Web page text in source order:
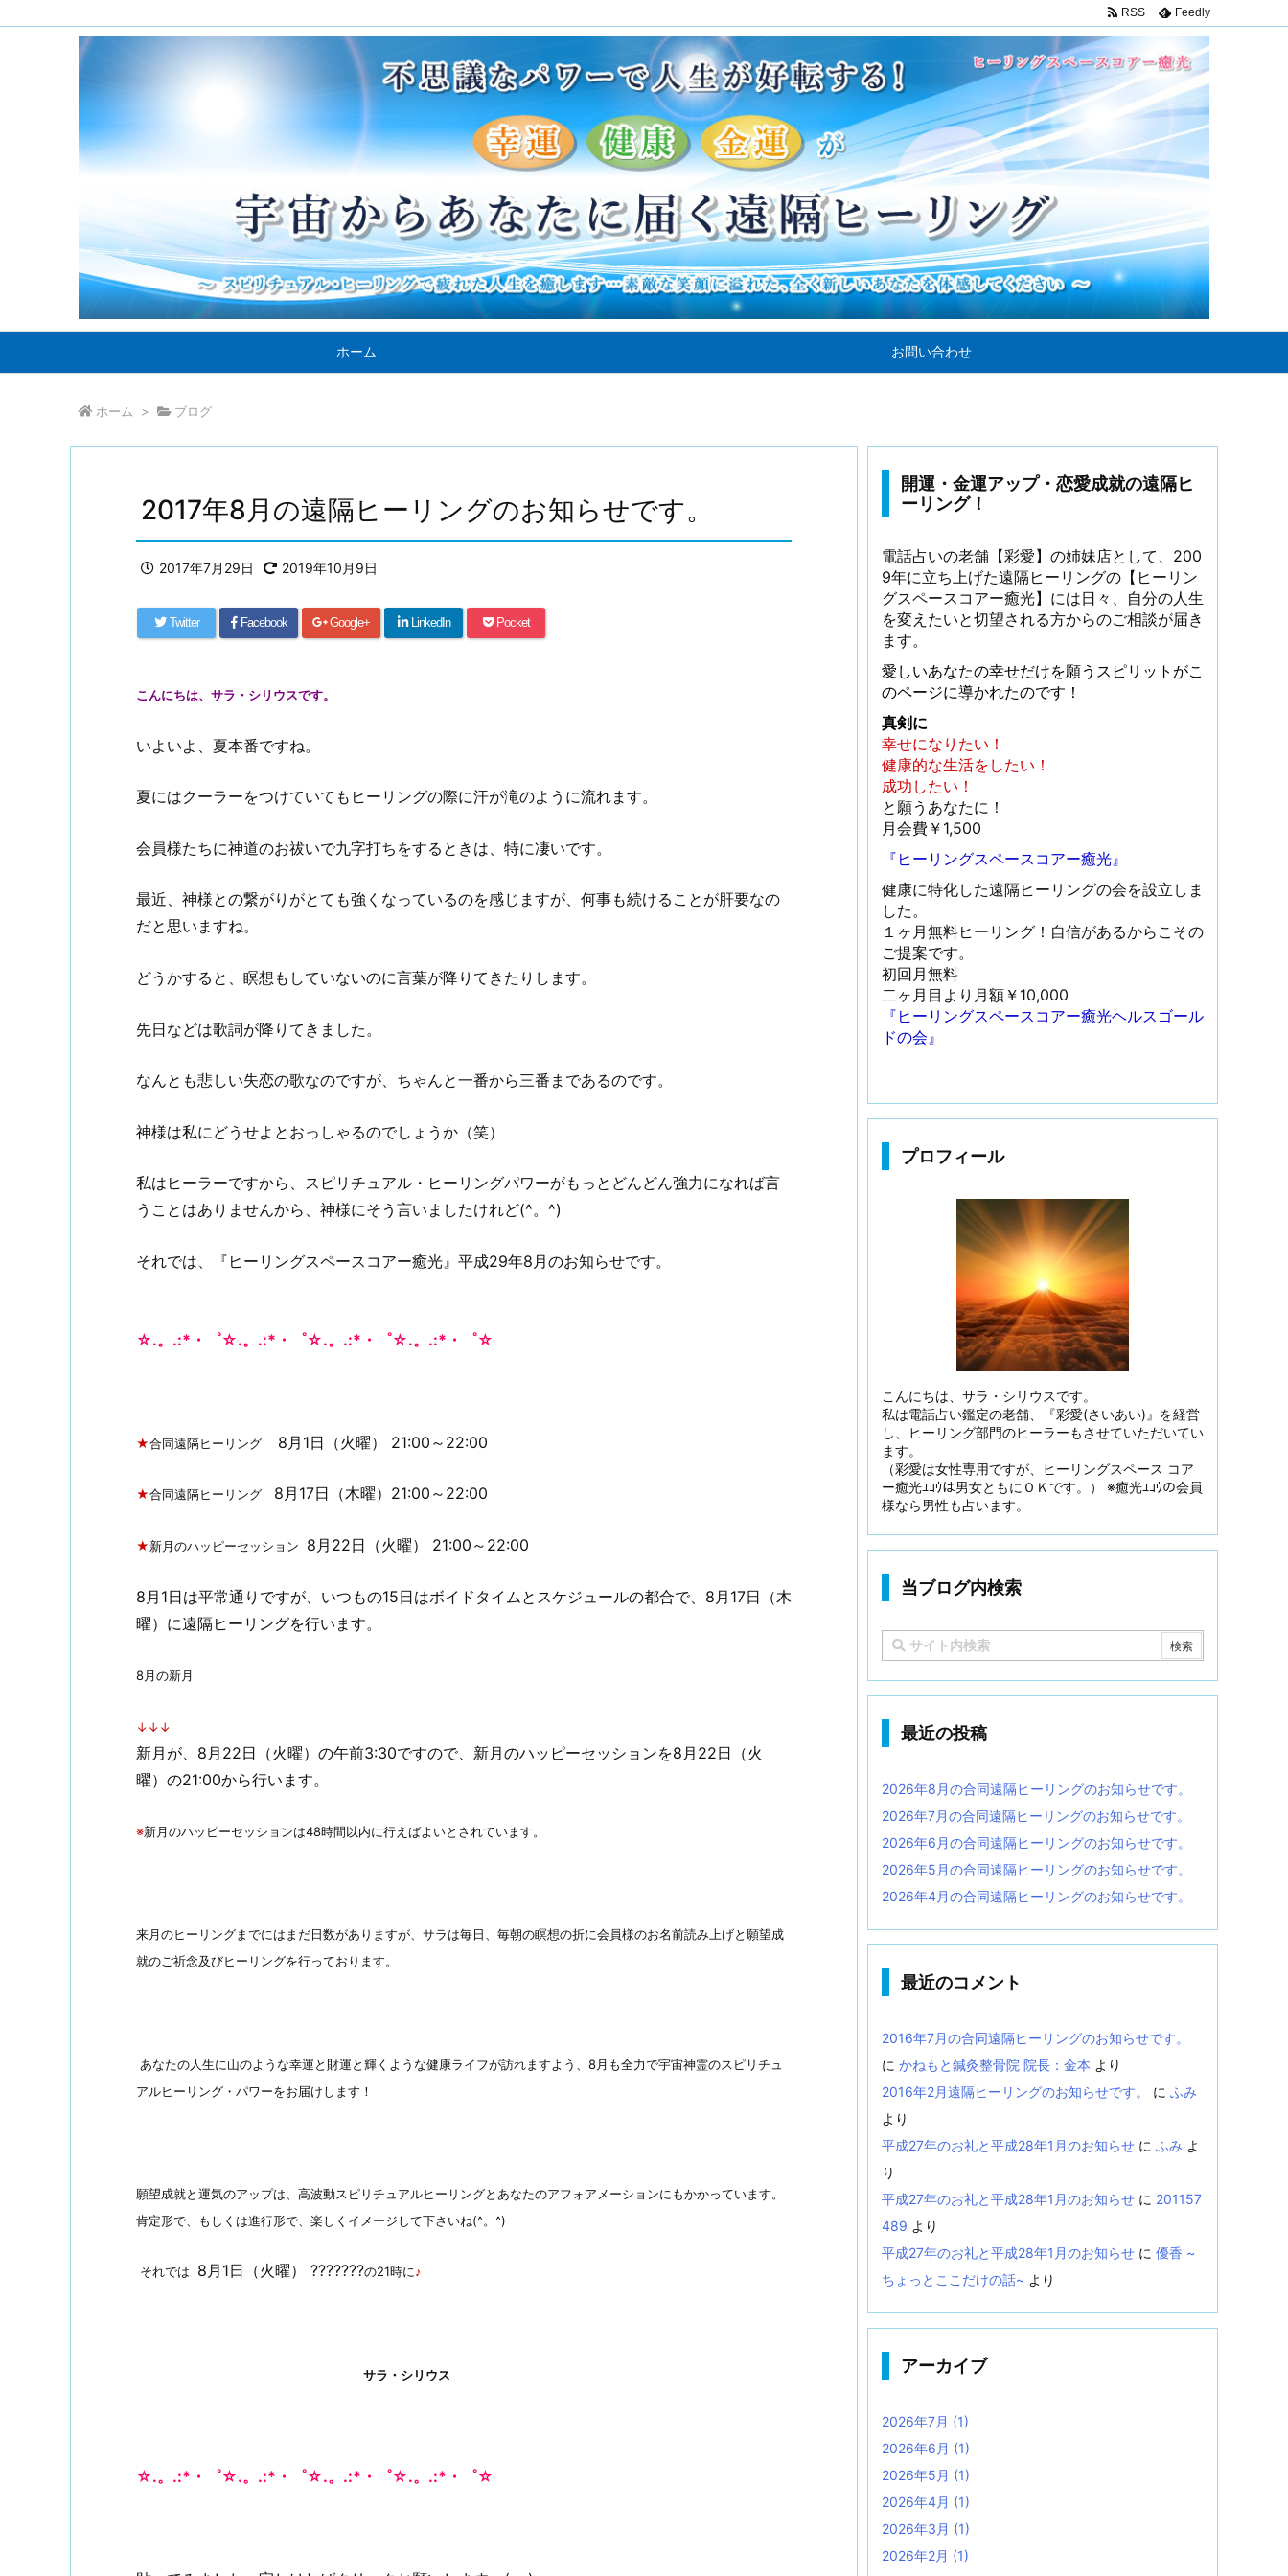
ホーム お問い合わせ
RSS Feedly
ホーム > ブログ
2017年8月の遠隔ヒーリングのお知らせです。
2017年7月29日 2019年10月9日
Twitter Facebook Google+ LinkedIn Pocket
こんにちは、サラ・シリウスです。
いよいよ、夏本番ですね。
夏にはクーラーをつけていてもヒーリングの際に汗が滝のように流れます。
会員様たちに神道のお祓いで九字打ちをするときは、特に凄いです。
最近、神様との繋がりがとても強くなっているのを感じますが、何事も続けることが肝要なの
だと思いますね。
どうかすると、瞑想もしていないのに言葉が降りてきたりします。
先日などは歌詞が降りてきました。
なんとも悲しい失恋の歌なのですが、ちゃんと一番から三番まであるのです。
神様は私にどうせよとおっしゃるのでしょうか（笑）
私はヒーラーですから、スピリチュアル・ヒーリングパワーがもっとどんどん強力になれば言
うことはありませんから、神様にそう言いましたけれど(^。^)
それでは、『ヒーリングスペースコアー癒光』平成29年8月のお知らせです。
☆.。.:*・゜☆.。.:*・゜☆.。.:*・゜☆.。.:*・゜☆
★合同遠隔ヒーリング 8月1日（火曜） 21:00～22:00
★合同遠隔ヒーリング 8月17日（木曜）21:00～22:00
★新月のハッピーセッション 8月22日（火曜） 21:00～22:00
8月1日は平常通りですが、いつもの15日はボイドタイムとスケジュールの都合で、8月17日（木
曜）に遠隔ヒーリングを行います。
8月の新月
↓↓↓
新月が、8月22日（火曜）の午前3:30ですので、新月のハッピーセッションを8月22日（火
曜）の21:00から行います。
※新月のハッピーセッションは48時間以内に行えばよいとされています。
来月のヒーリングまでにはまだ日数がありますが、サラは毎日、毎朝の瞑想の折に会員様のお名前読み上げと願望成
就のご祈念及びヒーリングを行っております。
あなたの人生に山のような幸運と財運と輝くような健康ライフが訪れますよう、8月も全力で宇宙神霊のスピリチュ
アルヒーリング・パワーをお届けします！
願望成就と運気のアップは、高波動スピリチュアルヒーリングとあなたのアフォアメーションにもかかっています。
肯定形で、もしくは進行形で、楽しくイメージして下さいね(^。^)
それでは 8月1日（火曜） ???????の21時に♪
サラ・シリウス
☆.。.:*・゜☆.。.:*・゜☆.。.:*・゜☆.。.:*・゜☆
開運・金運アップ・恋愛成就の遠隔ヒ
ーリング！
電話占いの老舗【彩愛】の姉妹店として、200
9年に立ち上げた遠隔ヒーリングの【ヒーリン
グスペースコアー癒光】には日々、自分の人生
を変えたいと切望される方からのご相談が届き
ます。
愛しいあなたの幸せだけを願うスピリットがこ
のページに導かれたのです！
真剣に
幸せになりたい！
健康的な生活をしたい！
成功したい！
と願うあなたに！
月会費￥1,500
『ヒーリングスペースコアー癒光』
健康に特化した遠隔ヒーリングの会を設立しま
した。
１ヶ月無料ヒーリング！自信があるからこその
ご提案です。
初回月無料
二ヶ月目より月額￥10,000
『ヒーリングスペースコアー癒光ヘルスゴール
ドの会』
プロフィール
こんにちは、サラ・シリウスです。
私は電話占い鑑定の老舗、『彩愛(さいあい)』を経営
し、ヒーリング部門のヒーラーもさせていただいてい
ます。
（彩愛は女性専用ですが、ヒーリングスペース コア
ー癒光ﾕｺｳは男女ともにＯＫです。） ※癒光ﾕｺｳの会員
様なら男性も占います。
当ブログ内検索
最近の投稿
2026年8月の合同遠隔ヒーリングのお知らせです。
2026年7月の合同遠隔ヒーリングのお知らせです。
2026年6月の合同遠隔ヒーリングのお知らせです。
2026年5月の合同遠隔ヒーリングのお知らせです。
2026年4月の合同遠隔ヒーリングのお知らせです。
最近のコメント
2016年7月の合同遠隔ヒーリングのお知らせです。
に かねもと鍼灸整骨院 院長：金本 より
2016年2月遠隔ヒーリングのお知らせです。
に ふみ
より
平成27年のお礼と平成28年1月のお知らせ に ふみ よ
り
平成27年のお礼と平成28年1月のお知らせ に 201157
489 より
平成27年のお礼と平成28年1月のお知らせ に 優香 ~
ちょっとここだけの話~ より
アーカイブ
2026年7月 (1)
2026年6月 (1)
2026年5月 (1)
2026年4月 (1)
2026年3月 (1)
2026年2月 (1)